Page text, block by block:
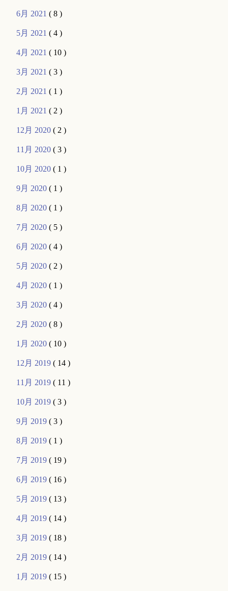
6月 2021( 8 )
5月 2021( 4 )
4月 2021( 10 )
3月 2021( 3 )
2月 2021( 1 )
1月 2021( 2 )
12月 2020( 2 )
11月 2020( 3 )
10月 2020( 1 )
9月 2020( 1 )
8月 2020( 1 )
7月 2020( 5 )
6月 2020( 4 )
5月 2020( 2 )
4月 2020( 1 )
3月 2020( 4 )
2月 2020( 8 )
1月 2020( 10 )
12月 2019( 14 )
11月 2019( 11 )
10月 2019( 3 )
9月 2019( 3 )
8月 2019( 1 )
7月 2019( 19 )
6月 2019( 16 )
5月 2019( 13 )
4月 2019( 14 )
3月 2019( 18 )
2月 2019( 14 )
1月 2019( 15 )